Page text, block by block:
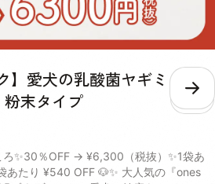
んでいるお水の量によって、スープを考え
の状態をよく見ながら、不足している水
〜 3セット
】愛犬の乳酸菌ヤギミ
末タイプ
こ
✨30％OFF → ¥6,300（税抜）✨1袋あ
あたり ¥540 OFF 🐶✨ 大人気の『ones